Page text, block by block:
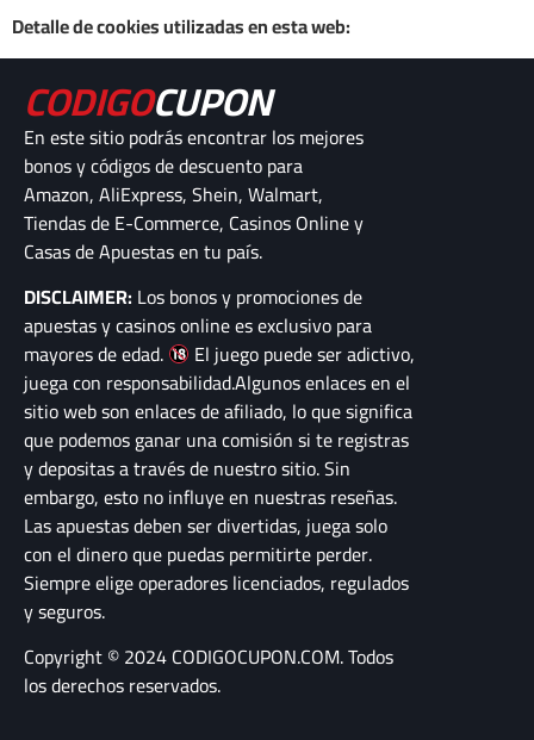
Detalle de cookies utilizadas en esta web:
CODIGOCUPON
En este sitio podrás encontrar los mejores
bonos y códigos de descuento para
Amazon, AliExpress, Shein, Walmart,
Tiendas de E-Commerce, Casinos Online y
Casas de Apuestas en tu país.
DISCLAIMER: Los bonos y promociones de
apuestas y casinos online es exclusivo para
mayores de edad.
El juego puede ser adictivo,
juega con responsabilidad.Algunos enlaces en el
sitio web son enlaces de afiliado, lo que significa
que podemos ganar una comisión si te registras
y depositas a través de nuestro sitio. Sin
embargo, esto no influye en nuestras reseñas.
Las apuestas deben ser divertidas, juega solo
con el dinero que puedas permitirte perder.
Siempre elige operadores licenciados, regulados
y seguros.
Copyright © 2024 CODIGOCUPON.COM. Todos
los derechos reservados.